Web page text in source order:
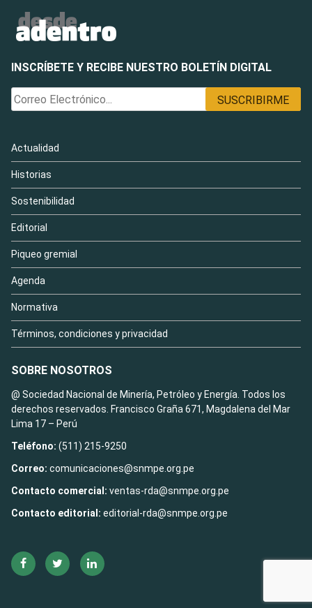
INSCRÍBETE Y RECIBE NUESTRO BOLETÍN DIGITAL
Actualidad
Historias
Sostenibilidad
Editorial
Piqueo gremial
Agenda
Normativa
Términos, condiciones y privacidad
SOBRE NOSOTROS
@ Sociedad Nacional de Minería, Petróleo y Energía. Todos los
derechos reservados. Francisco Graña 671, Magdalena del Mar
Lima 17 – Perú
Teléfono: (511) 215-9250
Correo: comunicaciones@snmpe.org.pe
Contacto comercial: ventas-rda@snmpe.org.pe
Contacto editorial: editorial-rda@snmpe.org.pe